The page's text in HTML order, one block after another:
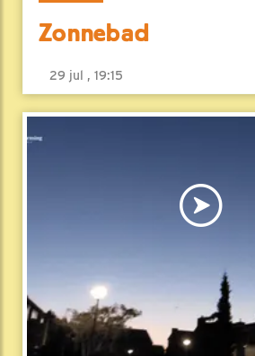
Zonnebad
29 jul , 19:15